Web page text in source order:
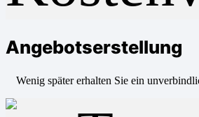
Angebotserstellung
Wenig später erhalten Sie ein